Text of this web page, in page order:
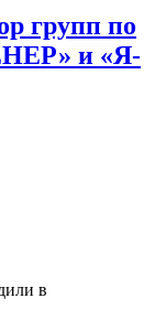
групп по
и «Я-
в